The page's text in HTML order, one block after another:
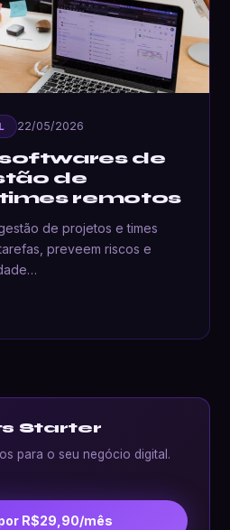
22/05/2026
de
de
remotos
de projetos e times
preveem riscos e
Starter
para o seu negócio digital.
R$29,90/mês